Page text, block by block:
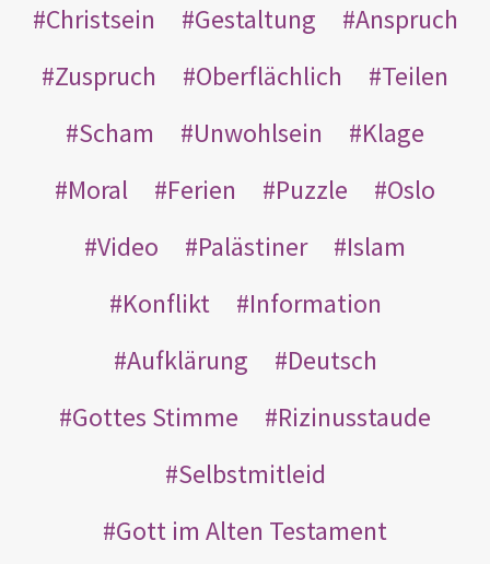
Christsein
Gestaltung
Anspruch
Zuspruch
Oberflächlich
Teilen
Scham
Unwohlsein
Klage
Moral
Ferien Puzzle
Oslo
Video
Palästiner
Islam
Konflikt
Information
Aufklärung
Deutsch
Gottes Stimme
Rizinusstaude
Selbstmitleid
Gott im Alten Testament